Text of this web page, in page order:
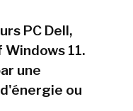
PC Dell,
11.
une
ou